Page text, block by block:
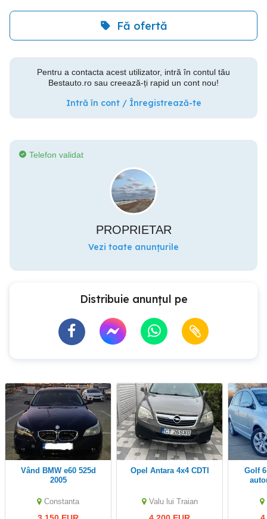
Fă ofertă
Pentru a contacta acest utilizator, intră în contul tău
Bestauto.ro sau creează-ți rapid un cont nou!
Intră în cont / Înregistrează-te
Telefon validat
PROPRIETAR
Vezi toate anunțurile
Distribuie anunțul pe
Vând BMW e60 525d
2005
Constanta
Opel Antara 4x4 CDTI
Valu lui Traian
Golf 6 Plus, Parcare